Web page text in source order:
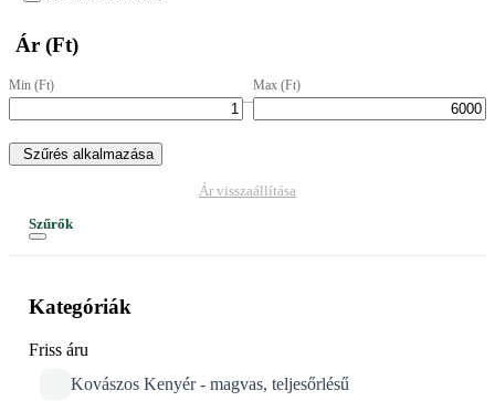
Ár (Ft)
Min (Ft)
–
Max (Ft)
Szűrés alkalmazása
Ár visszaállítása
Szűrők
Kategóriák
Friss áru
Kovászos Kenyér - magvas, teljesőrlésű